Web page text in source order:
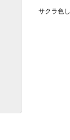
サクラ色